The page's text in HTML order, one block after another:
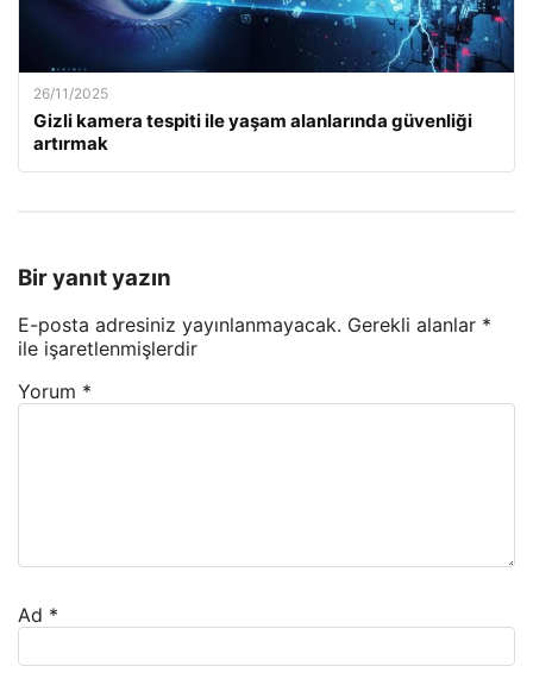
26/11/2025
Gizli kamera tespiti ile yaşam alanlarında güvenliği
artırmak
Bir yanıt yazın
E-posta adresiniz yayınlanmayacak. Gerekli alanlar *
ile işaretlenmişlerdir
Yorum *
Ad *